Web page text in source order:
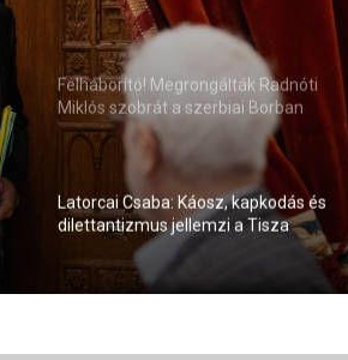
mentelmi jog védi
Felháborító! Megrongálták Radnóti
Miklós szobrát a szerbiai Borban
Latorcai Csaba: Káosz, kapkodás és
dilettantizmus jellemzi a Tisza
kormányzását